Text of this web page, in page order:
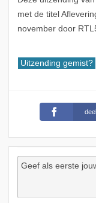
met de titel
november door
Uitzending gemist?
deel